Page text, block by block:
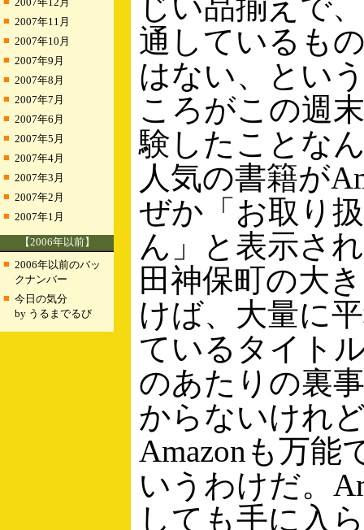
■ 2007年11月
■ 2007年10月
■ 2007年9月
■ 2007年8月
■ 2007年7月
■ 2007年6月
■ 2007年5月
■ 2007年4月
■ 2007年3月
■ 2007年2月
■ 2007年1月
【2006年以前】
■ 2006年以前のバッ
クナンバー
■ 今日の気分
by うるまでるび
通しているも
はない、とい
ころがこの週
験したことな
人気の書籍が
ぜか「お取り
ん」と表示さ
田神保町の大
けば、大量に
ているタイト
のあたりの裏
からないけれ
Amazonも万能
いうわけだ。
しても手に入